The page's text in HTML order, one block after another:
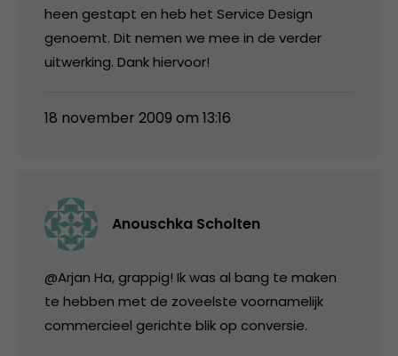
heen gestapt en heb het Service Design
genoemt. Dit nemen we mee in de verder
uitwerking. Dank hiervoor!
18 november 2009 om 13:16
Anouschka Scholten
@Arjan Ha, grappig! Ik was al bang te maken
te hebben met de zoveelste voornamelijk
commercieel gerichte blik op conversie.